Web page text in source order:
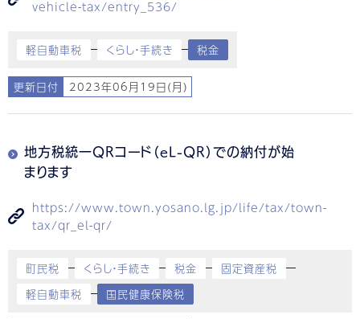
vehicle-tax/entry_536/
軽自動車税 くらし・手続き 税金
更新日付 2023年06月19日(月)
地方税統一QRコード（eL-QR）での納付が始
まります
https://www.town.yosano.lg.jp/life/tax/town-
tax/qr_el-qr/
町民税 くらし・手続き 税金
固定資産税
軽自動車税
国民健康保険税